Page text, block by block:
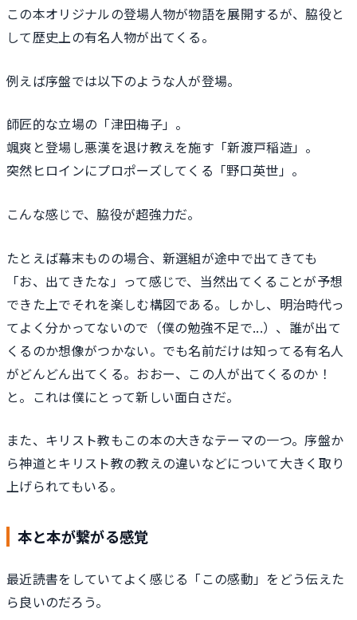
この本オリジナルの登場人物が物語を展開するが、脇役と
して歴史上の有名人物が出てくる。
例えば序盤では以下のような人が登場。
師匠的な立場の「津田梅子」。
颯爽と登場し悪漢を退け教えを施す「新渡戸稲造」。
突然ヒロインにプロポーズしてくる「野口英世」。
こんな感じで、脇役が超強力だ。
たとえば幕末ものの場合、新選組が途中で出てきても
「お、出てきたな」って感じで、当然出てくることが予想
できた上でそれを楽しむ構図である。しかし、明治時代っ
てよく分かってないので（僕の勉強不足で...）、誰が出て
くるのか想像がつかない。でも名前だけは知ってる有名人
がどんどん出てくる。おおー、この人が出てくるのか！
と。これは僕にとって新しい面白さだ。
また、キリスト教もこの本の大きなテーマの一つ。序盤か
ら神道とキリスト教の教えの違いなどについて大きく取り
上げられてもいる。
本と本が繋がる感覚
最近読書をしていてよく感じる「この感動」をどう伝えた
ら良いのだろう。